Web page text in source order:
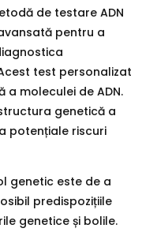
de testare ADN
pentru a
test personalizat
a moleculei de ADN.
genetică a
potențiale riscuri
genetic este de a
predispozițiile
genetice și bolile.